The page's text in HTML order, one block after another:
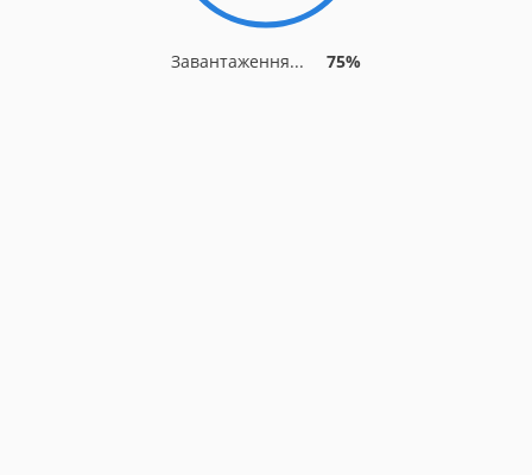
Завантаження... 81%